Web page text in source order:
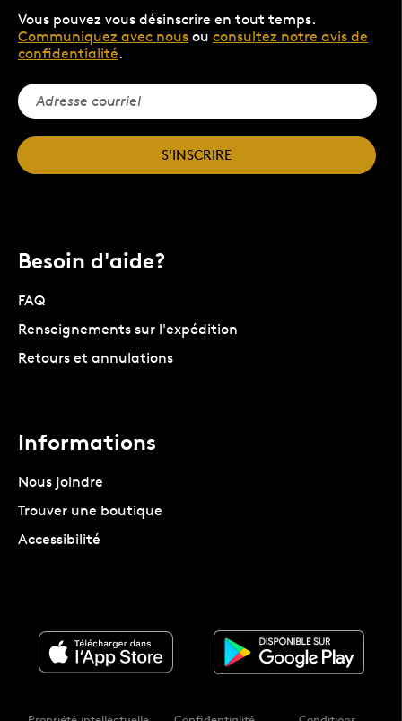
Vous pouvez vous désinscrire en tout temps.
Communiquez avec nous ou consultez notre avis de
confidentialité.
S'INSCRIRE
Besoin d'aide?
FAQ
Renseignements sur l'expédition
Retours et annulations
Informations
Nous joindre
Trouver une boutique
Accessibilité